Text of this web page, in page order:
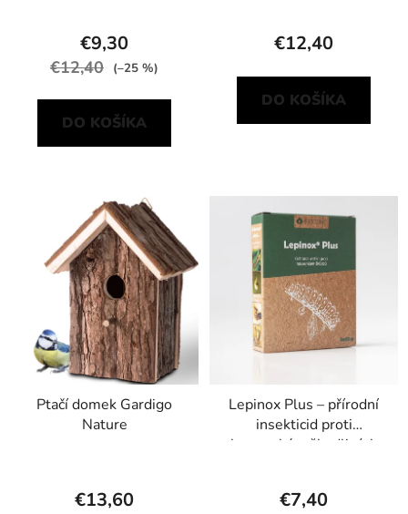
€9,30
€12,40 (–25 %)
DO KOŠÍKA
€12,40
DO KOŠÍKA
Ptačí domek Gardigo
Nature
€13,60
Lepinox Plus – přírodní
insekticid proti
housenkám škodlivých
€7,40